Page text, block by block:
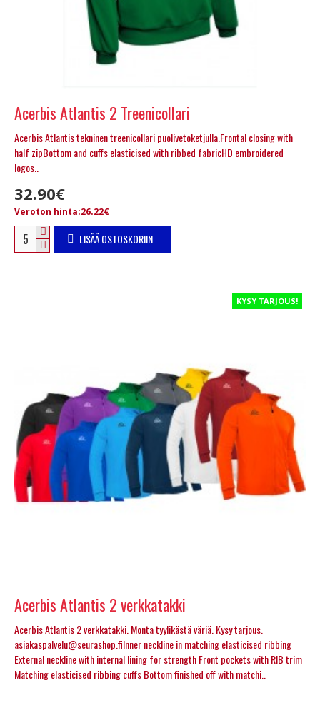
Acerbis Atlantis 2 Treenicollari
Acerbis Atlantis tekninen treenicollari puolivetoketjulla.Frontal closing with
half zipBottom and cuffs elasticised with ribbed fabricHD embroidered
logos..
32.90€
Veroton hinta:26.22€
LISÄÄ OSTOSKORIIN
KYSY TARJOUS!
Acerbis Atlantis 2 verkkatakki
Acerbis Atlantis 2 verkkatakki. Monta tyylikästä väriä. Kysy tarjous.
asiakaspalvelu@seurashop.fiInner neckline in matching elasticised ribbing
External neckline with internal lining for strength Front pockets with RIB trim
Matching elasticised ribbing cuffs Bottom finished off with matchi..